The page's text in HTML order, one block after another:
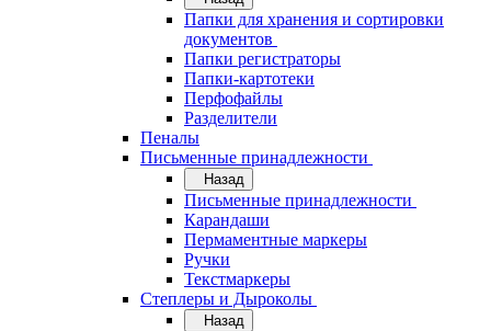
Папки для хранения и сортировки
документов
Папки регистраторы
Папки-картотеки
Перфофайлы
Разделители
Пеналы
Письменные принадлежности
Назад
Письменные принадлежности
Карандаши
Пермаментные маркеры
Ручки
Текстмаркеры
Степлеры и Дыроколы
Назад